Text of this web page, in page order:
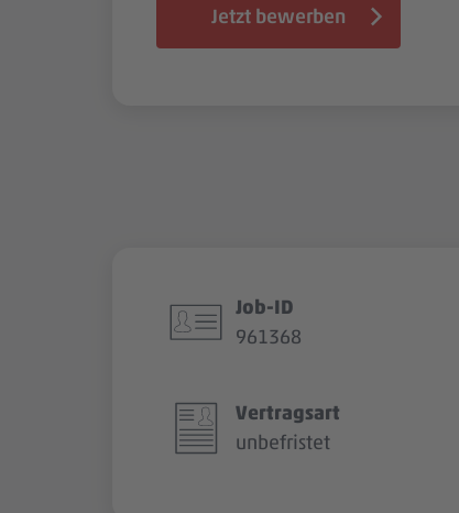
Jetzt bewerben
Job-ID
961368
Vertragsart
unbefristet